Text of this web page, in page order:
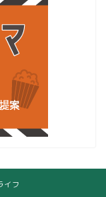
イフ